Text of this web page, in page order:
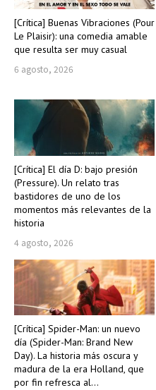
[Crítica] Buenas Vibraciones (Pour
Le Plaisir): una comedia amable
que resulta ser muy casual
6 agosto, 2026
[Crítica] El día D: bajo presión
(Pressure). Un relato tras
bastidores de uno de los
momentos más relevantes de la
historia
4 agosto, 2026
[Crítica] Spider-Man: un nuevo
día (Spider-Man: Brand New
Day). La historia más oscura y
madura de la era Holland, que
por fin refresca al...